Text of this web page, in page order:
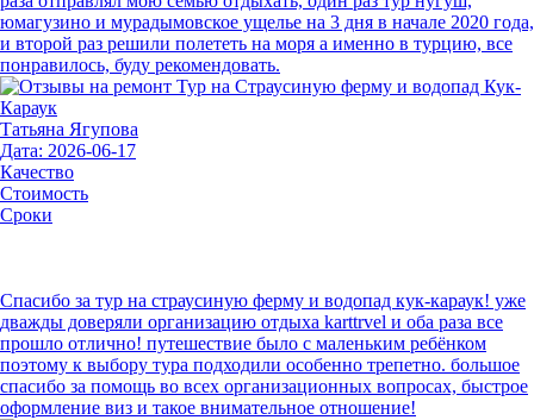
юмагузино и мурадымовское ущелье на 3 дня в начале 2020 года,
и второй раз решили полететь на моря а именно в турцию, все
понравилось, буду рекомендовать.
Татьяна Ягупова
Дата: 2026-06-17
Качество
Стоимость
Сроки
Спасибо за тур на страусиную ферму и водопад кук-караук! уже
дважды доверяли организацию отдыха karttrvel и оба раза все
прошло отлично! путешествие было с маленьким ребёнком
поэтому к выбору тура подходили особенно трепетно. большое
спасибо за помощь во всех организационных вопросах, быстрое
оформление виз и такое внимательное отношение!